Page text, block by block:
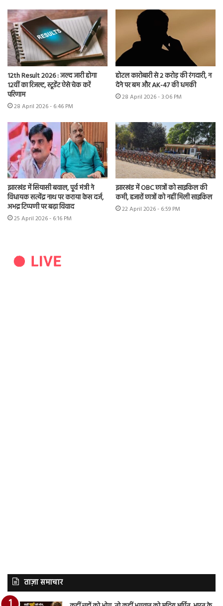
12th Result 2026 : जल्द जारी होगा
12वीं का रिजल्ट, स्टूडेंट ऐसे चेक करें
परिणाम
28 April 2026 - 6:46 PM
होटल कारोबारी से 2 करोड़ की रंगदारी, न
देने पर बम और AK-47 की धमकी
28 April 2026 - 3:06 PM
झारखंड में सियासी बवाल, पूर्व मंत्री ने
विधायक सत्येंद्र नाथ पर कराया केस दर्ज,
अभद्र टिप्पणी पर बढ़ा विवाद
25 April 2026 - 6:16 PM
झारखंड में OBC छात्रों को साइकिल की
कमी, हजारों छात्रों को नहीं मिली साइकिल
22 April 2026 - 6:59 PM
ताज़ा समाचार